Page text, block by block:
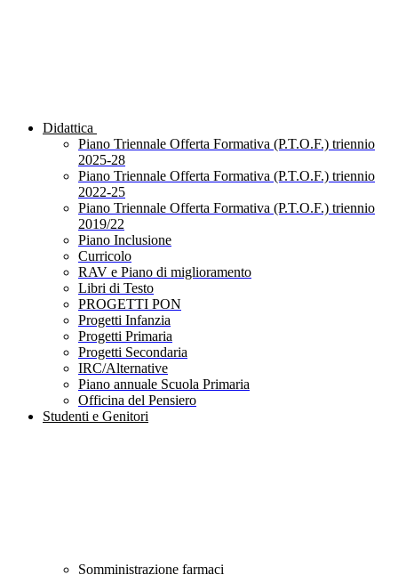
Didattica
Piano Triennale Offerta Formativa (P.T.O.F.) triennio
2025-28
Piano Triennale Offerta Formativa (P.T.O.F.) triennio
2022-25
Piano Triennale Offerta Formativa (P.T.O.F.) triennio
2019/22
Piano Inclusione
Curricolo
RAV e Piano di miglioramento
Libri di Testo
PROGETTI PON
Progetti Infanzia
Progetti Primaria
Progetti Secondaria
IRC/Alternative
Piano annuale Scuola Primaria
Officina del Pensiero
Studenti e Genitori
Somministrazione farmaci